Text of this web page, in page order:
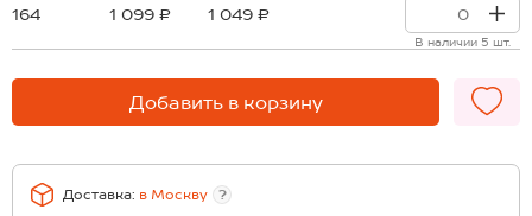
164 1 099 ₽ 1 049 ₽
В наличии 5 шт.
Добавить в корзину
Доставка: в Москву
?